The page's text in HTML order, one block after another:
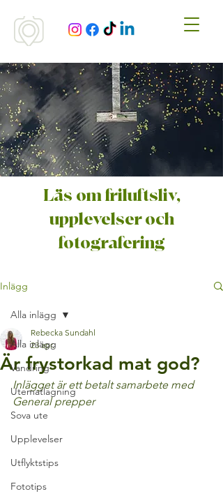
Läs om friluftsliv,
upplevelser och
fotografering
Inlägg
Alla inlägg
Vandring
Utematlagning
Sova ute
Upplevelser
Utflyktstips
Fototips
Alla inlägg
Är frystorkad mat god?
Rebecka Sundahl
23 apr.
Inlägget är ett betalt samarbete med
General prepper